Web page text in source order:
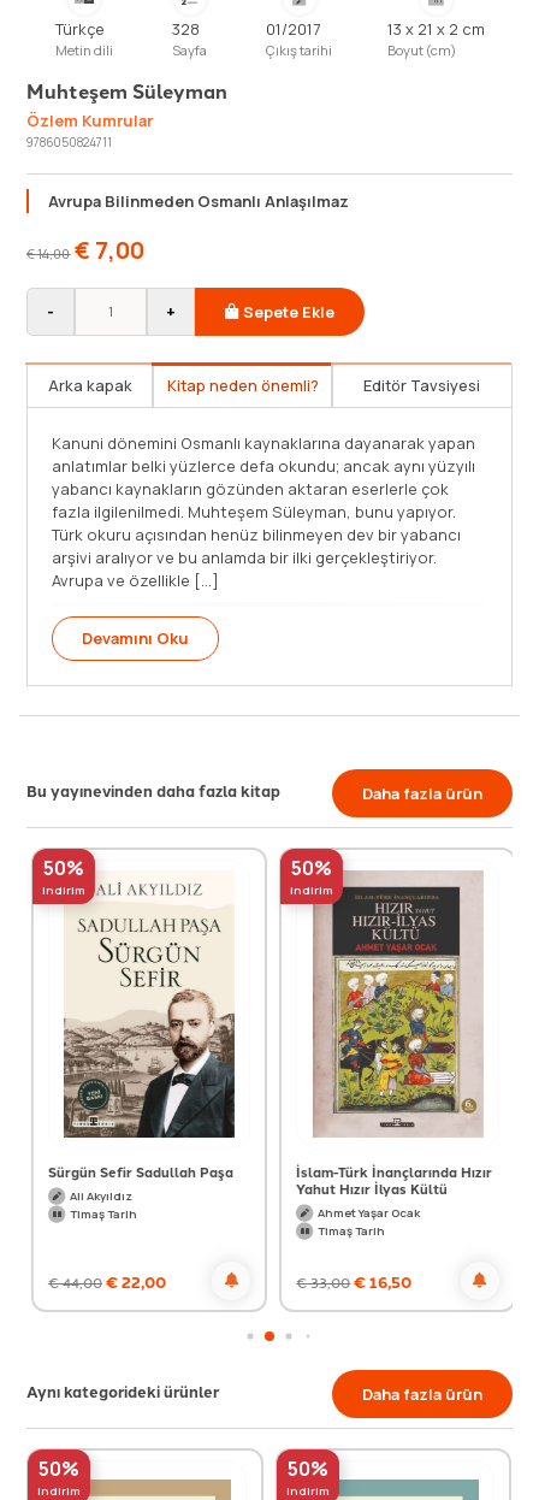
Türkçe
Metin dili
328
Sayfa
01/2017
Çıkış tarihi
13 x 21 x 2 cm
Boyut (cm)
Muhteşem Süleyman
Özlem Kumrular
9786050824711
Avrupa Bilinmeden Osmanlı Anlaşılmaz
€14,00 € 7,00
- + Sepete Ekle
Arka kapak Kitap neden önemli? Editör Tavsiyesi
Kanuni dönemini Osmanlı kaynaklarına dayanarak yapan
anlatımlar belki yüzlerce defa okundu; ancak aynı yüzyılı
yabancı kaynakların gözünden aktaran eserlerle çok
fazla ilgilenilmedi. Muhteşem Süleyman, bunu yapıyor.
Türk okuru açısından henüz bilinmeyen dev bir yabancı
arşivi aralıyor ve bu anlamda bir ilki gerçekleştiriyor.
Avrupa ve özellikle [...]
Devamını Oku
Bu yayınevinden daha fazla kitap Daha fazla ürün
50%
indirim
Sürgün Sefir Sadullah Paşa
Ali Akyıldız
Timaş Tarih
€44,00€22,00
50%
indirim
İslam-Türk İnançlarında Hızır
Yahut Hızır İlyas Kültü
Ahmet Yaşar Ocak
Timaş Tarih
€33,00€16,50
Aynı kategorideki ürünler Daha fazla ürün
50%
indirim
50%
indirim